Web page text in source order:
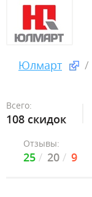
Юлмарт
Всего:
108 скидок
Отзывы:
25 20 9